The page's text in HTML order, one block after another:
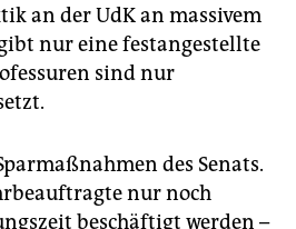
an der UdK an massivem
nur eine festangestellte
sind nur
des Senats.
nur noch
beschäftigt werden –